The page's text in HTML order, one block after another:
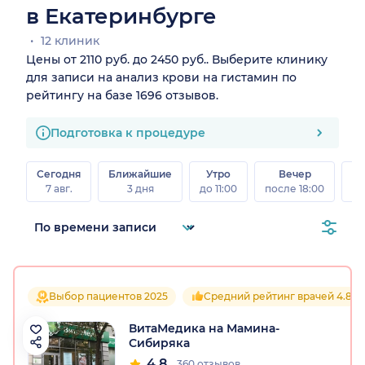
в Екатеринбурге
12 клиник
Цены от 2110 руб. до 2450 руб.. Выберите клинику
для записи на анализ крови на гистамин по
рейтингу на базе 1696 отзывов.
Подготовка к процедуре
Сегодня
7 авг.
Ближайшие
3 дня
Утро
до 11:00
Вечер
после 18:00
Выбор пациентов 2025 Средний рейтинг врачей 4.8
ВитаМедика на Мамина-
Сибиряка